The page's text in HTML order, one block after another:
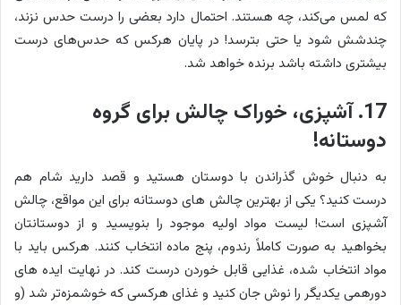
که لمس می‌کند، چه هستند. احتمال دارد بعضی را درست حدس نزند،
چندشش شود یا حتی بترسد! در پایان هرکس که حدس‌های درست
بیشتری داشته باشد برنده خواهد شد.
17. آشپزی، خوراک چالش برای گروه
دوستانه!
به دنبال خوش گذراندن با دوستان هستید و قصد دارید شام هم
درست کنید؟ یکی از بهترین چالش های دوستانه برای این مواقع، چالش
آشپزی است! لیست مواد اولیه موجود را بنویسید و از دوستانتان
بخواهید به صورت کاملاً رندوم، پنج ماده انتخاب کنند. هرکس باید با
مواد انتخاب شده، غذایی قابل خوردن درست کند. در نهایت ایده های
دورهمی یکدیگر را نوش جان کنید و غذای هرکسی که خوشمزه‌تر شد (و